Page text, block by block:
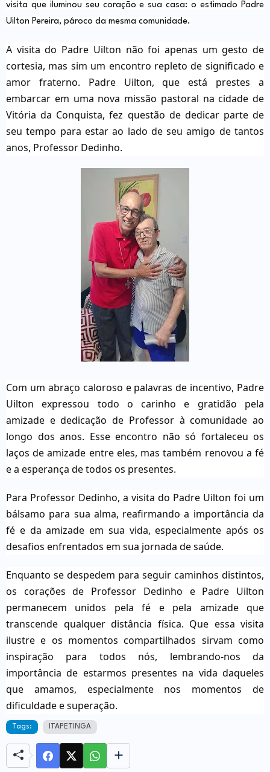
visita que iluminou seu coração e sua casa: o estimado Padre
Uilton Pereira, pároco da mesma comunidade.
A visita do Padre Uilton não foi apenas um gesto de
cortesia, mas sim um encontro repleto de significado e
amor fraterno. Padre Uilton, que está prestes a
embarcar em uma nova missão pastoral na cidade de
Vitória da Conquista, fez questão de dedicar parte de
seu tempo para estar ao lado de seu amigo de tantos
anos, Professor Dedinho.
Com um abraço caloroso e palavras de incentivo, Padre
Uilton expressou todo o carinho e gratidão pela
amizade e dedicação de Professor à comunidade ao
longo dos anos. Esse encontro não só fortaleceu os
laços de amizade entre eles, mas também renovou a fé
e a esperança de todos os presentes.
Para Professor Dedinho, a visita do Padre Uilton foi um
bálsamo para sua alma, reafirmando a importância da
fé e da amizade em sua vida, especialmente após os
desafios enfrentados em sua jornada de saúde.
Enquanto se despedem para seguir caminhos distintos,
os corações de Professor Dedinho e Padre Uilton
permanecem unidos pela fé e pela amizade que
transcende qualquer distância física. Que essa visita
ilustre e os momentos compartilhados sirvam como
inspiração para todos nós, lembrando-nos da
importância de estarmos presentes na vida daqueles
que amamos, especialmente nos momentos de
dificuldade e superação.
Tags: ITAPETINGA